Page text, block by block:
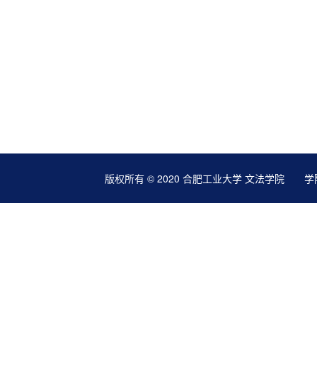
版权所有 © 2020 合肥工业大学 文法学院